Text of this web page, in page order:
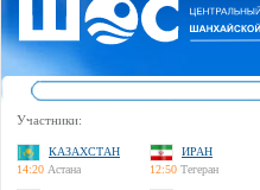
Участники:
КАЗАХСТАН
14:20 Астана
ИРАН
12:50 Тегеран